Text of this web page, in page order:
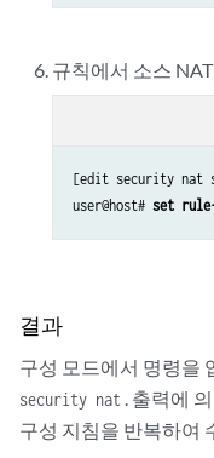
규칙에서 소스
[edit security nat
user@host# set
결과
구성 모드에서 명령을
security nat . 출력에
구성 지침을 반복하여